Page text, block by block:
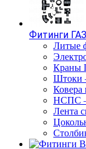
Фитинги ГАЗ
Литые
Краны
Штоки
НСПС
Лента